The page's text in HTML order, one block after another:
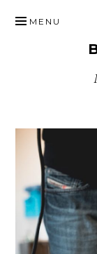
TO
MENU